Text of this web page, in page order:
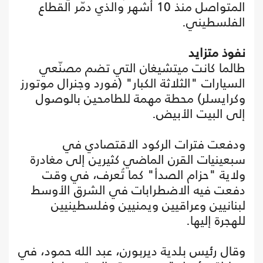
المتواصل منذ 10 أشهر والذي دمّر القطاع
الفلسطيني.
نفوذ متزايد
طالما كانت ميتشيغان التي تضم مصنّعي
السيارات "الثلاثة الكبار" (فورد وجنرال موتورز
وكرايسلر) محطة مهمة للطامحين بالوصول
إلى البيت الأبيض.
ودفعت فترات الركود الاقتصادي في
سبعينيات القرن الماضي كثيرين إلى مغادرة
ولاية "حزام الصدأ" كما تُعرف، في وقت
دفعت فيه الاضطرابات في الشرق الأوسط
لبنانيين وعراقيين ويمنيين وفلسطينيين
للهجرة إليها.
وقال رئيس بلدية ديربورن، عبد الله حمود، في